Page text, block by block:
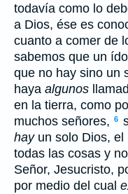
todavía como lo
a Dios, ése es
cuanto a comer de
sabemos que un
que no hay sino un
haya algunos
en la tierra, como
muchos señores, 6
hayun solo Dios, el
todas las cosas y
Señor, Jesucristo,
por medio del cual